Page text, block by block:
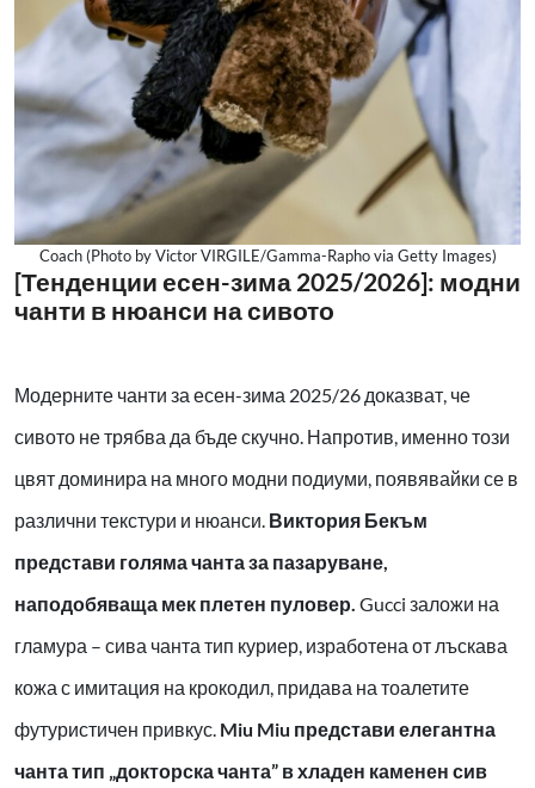
Coach (Photo by Victor VIRGILE/Gamma-Rapho via Getty Images)
[Тенденции есен-зима 2025/2026]: модни
чанти в нюанси на сивото
Модерните чанти за есен-зима 2025/26 доказват, че
сивото не трябва да бъде скучно. Напротив, именно този
цвят доминира на много модни подиуми, появявайки се в
различни текстури и нюанси. Виктория Бекъм
представи голяма чанта за пазаруване,
наподобяваща мек плетен пуловер. Gucci заложи на
гламура – сива чанта тип куриер, изработена от лъскава
кожа с имитация на крокодил, придава на тоалетите
футуристичен привкус. Miu Miu представи елегантна
чанта тип „докторска чанта” в хладен каменен сив